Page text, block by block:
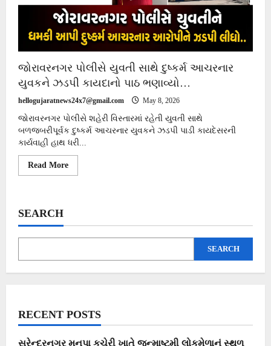
જોરાવરનગર પોલીસે યુવતી સાથે દુષ્કર્મ આચરનાર
યુવકને ઝડપી કાયદાનો પાઠ ભણાવ્યો…
hellogujaratnews24x7@gmail.com May 8, 2026
જોરાવરનગર પોલીસે શહેરી વિસ્તારમાં રહેતી યુવતી સાથે
બળજબરીપૂર્વક દુષ્કર્મ આચરનાર યુવકને ઝડપી પાડી કાયદેસરની
કાર્યવાહી હાથ ધરી...
Read MoreRead
more
દુષ્કર્મ
યુવકને
કાયદાનો
ભણાવ્યો…
SEARCH
SEARCH
RECENT POSTS
સુરેન્દ્રનગર મનપા કચેરી ખાતે જન્માષ્ટમી લોકમેળાનું સ્થળ